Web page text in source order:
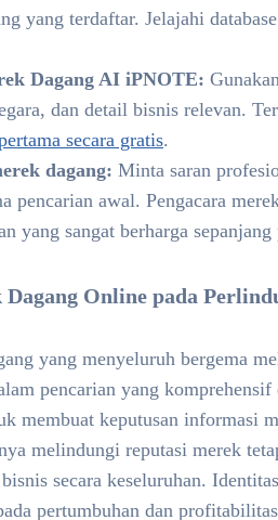
yang terdaftar. Jelajahi
Dagang AI iPNOTE:
dan detail bisnis relevan.
secara gratis.
dagang: Minta saran
awal. Pengacara
yang sangat berharga sepanjang
Online pada
yang menyeluruh bergema
pencarian yang
membuat keputusan informasi
melindungi reputasi merek
secara keseluruhan.
pertumbuhan dan